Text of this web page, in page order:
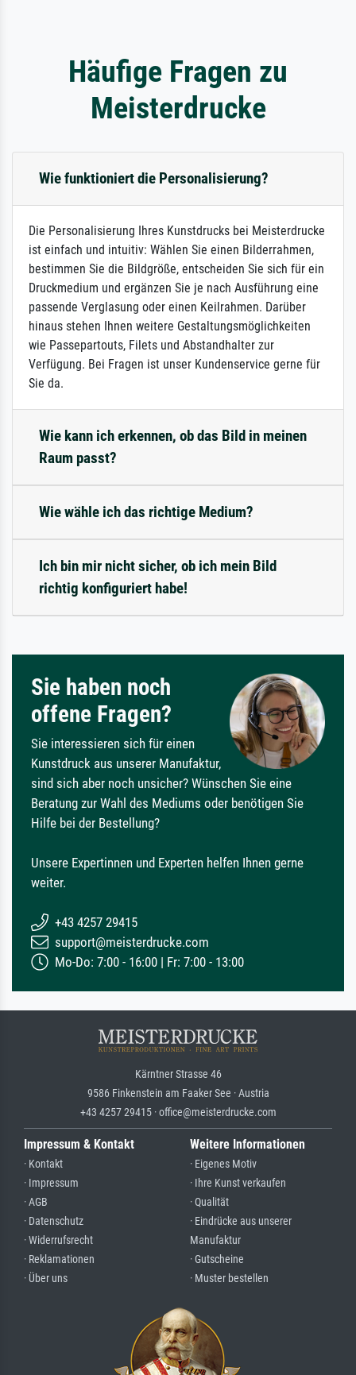
Häufige Fragen zu
Meisterdrucke
Wie funktioniert die Personalisierung?
Die Personalisierung Ihres Kunstdrucks bei Meisterdrucke
ist einfach und intuitiv: Wählen Sie einen Bilderrahmen,
bestimmen Sie die Bildgröße, entscheiden Sie sich für ein
Druckmedium und ergänzen Sie je nach Ausführung eine
passende Verglasung oder einen Keilrahmen. Darüber
hinaus stehen Ihnen weitere Gestaltungsmöglichkeiten
wie Passepartouts, Filets und Abstandhalter zur
Verfügung. Bei Fragen ist unser Kundenservice gerne für
Sie da.
Wie kann ich erkennen, ob das Bild in meinen
Raum passt?
Wie wähle ich das richtige Medium?
Ich bin mir nicht sicher, ob ich mein Bild
richtig konfiguriert habe!
Sie haben noch
offene Fragen?
Sie interessieren sich für einen
Kunstdruck aus unserer Manufaktur,
sind sich aber noch unsicher? Wünschen Sie eine
Beratung zur Wahl des Mediums oder benötigen Sie
Hilfe bei der Bestellung?
Unsere Expertinnen und Experten helfen Ihnen gerne
weiter.
+43 4257 29415
support@meisterdrucke.com
Mo-Do: 7:00 - 16:00 | Fr: 7:00 - 13:00
Kärntner Strasse 46
9586 Finkenstein am Faaker See · Austria
+43 4257 29415 · office@meisterdrucke.com
Impressum & Kontakt
· Kontakt
· Impressum
· AGB
· Datenschutz
· Widerrufsrecht
· Reklamationen
· Über uns
Weitere Informationen
· Eigenes Motiv
· Ihre Kunst verkaufen
· Qualität
· Eindrücke aus unserer
Manufaktur
· Gutscheine
· Muster bestellen